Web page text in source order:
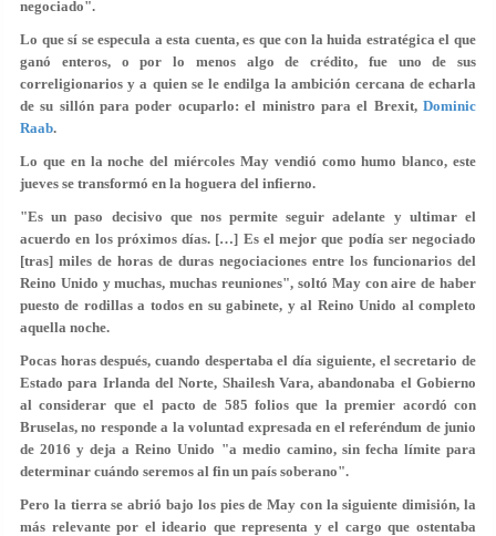
negociado".
Lo que sí se especula a esta cuenta, es que con la huida estratégica el que
ganó enteros, o por lo menos algo de crédito, fue uno de sus
correligionarios y a quien se le endilga la ambición cercana de echarla
de su sillón para poder ocuparlo: el ministro para el Brexit, Dominic
Raab.
Lo que en la noche del miércoles May vendió como humo blanco, este
jueves se transformó en la hoguera del infierno.
"Es un paso decisivo que nos permite seguir adelante y ultimar el
acuerdo en los próximos días. […] Es el mejor que podía ser negociado
[tras] miles de horas de duras negociaciones entre los funcionarios del
Reino Unido y muchas, muchas reuniones", soltó May con aire de haber
puesto de rodillas a todos en su gabinete, y al Reino Unido al completo
aquella noche.
Pocas horas después, cuando despertaba el día siguiente, el secretario de
Estado para Irlanda del Norte, Shailesh Vara, abandonaba el Gobierno
al considerar que el pacto de 585 folios que la premier acordó con
Bruselas, no responde a la voluntad expresada en el referéndum de junio
de 2016 y deja a Reino Unido "a medio camino, sin fecha límite para
determinar cuándo seremos al fin un país soberano".
Pero la tierra se abrió bajo los pies de May con la siguiente dimisión, la
más relevante por el ideario que representa y el cargo que ostentaba